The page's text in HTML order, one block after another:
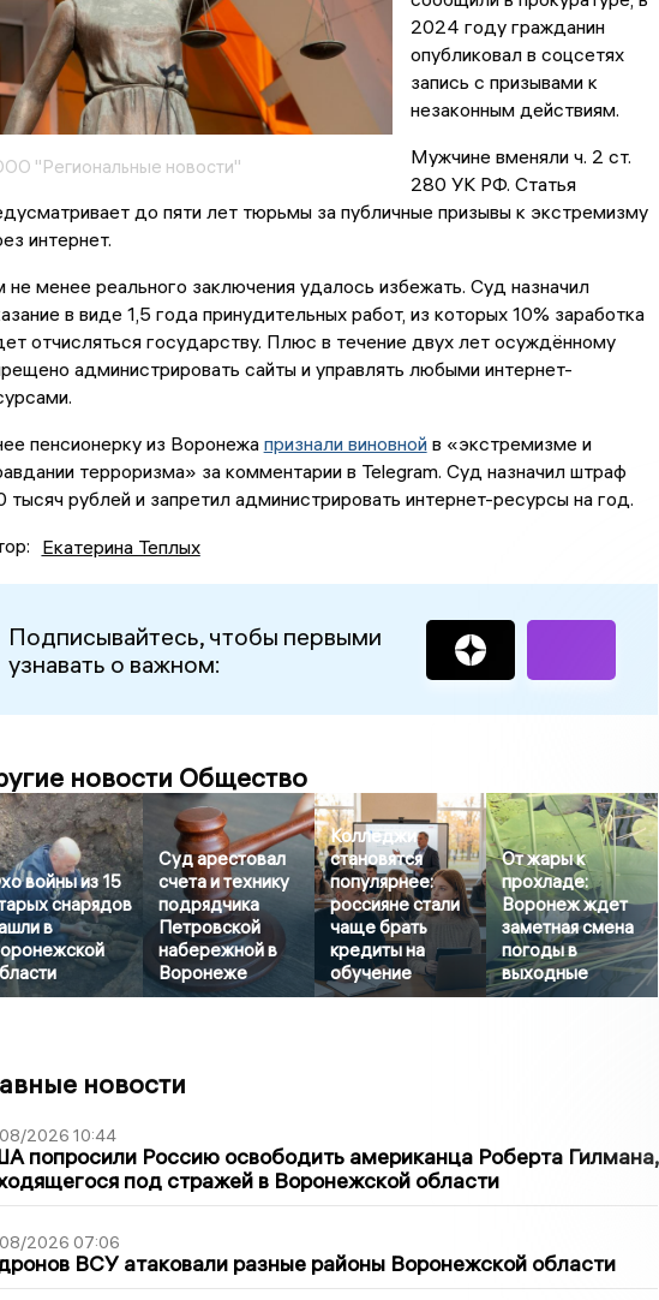
"Региональные новости"
2024 году гражданин
опубликовал в соцсетях
запись с призывами к
незаконным действиям.
Мужчине вменяли ч. 2 ст.
280 УК РФ. Статья
до пяти лет тюрьмы за публичные призывы к экстремизму
интернет.
не менее реального заключения удалось избежать. Суд назначил
в виде 1,5 года принудительных работ, из которых 10% заработка
отчисляться государству. Плюс в течение двух лет осуждённому
администрировать сайты и управлять любыми интернет-
пенсионерку из Воронежапризнали виновнойв «экстремизме и
терроризма» за комментарии в Telegram. Суд назначил штраф
тысяч рублей и запретил администрировать интернет-ресурсы на год.
Екатерина Теплых
Подписывайтесь, чтобы первыми
узнавать о важном:
новости Общество
войны из 15
снарядов
в
Суд арестовал
счета и технику
подрядчика
Петровской
набережной в
Воронеже
Колледжи
становятся
популярнее:
россияне стали
чаще брать
кредиты на
обучение
От жары к
прохладе:
Воронеж ждет
заметная смена
погоды в
выходные
новости
2026 10:44
попросили Россию освободить американца Роберта Гилмана,
под стражей в Воронежской области
2026 07:06
ВСУ атаковали разные районы Воронежской области